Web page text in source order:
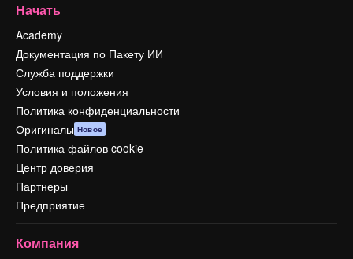
Начать
Academy
Документация по Пакету ИИ
Служба поддержки
Условия и положения
Политика конфиденциальности
Оригиналы Новое
Политика файлов cookie
Центр доверия
Партнеры
Предприятие
Компания